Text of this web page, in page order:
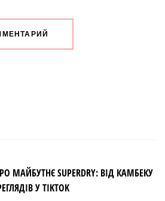
МАЙБУТНЄ SUPERDRY: ВІД КАМБЕКУ
У TIKTOK